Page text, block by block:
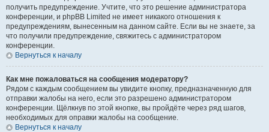
получить предупреждение. Учтите, что это решение администратора
конференции, и phpBB Limited не имеет никакого отношения к
предупреждениям, вынесенным на данном сайте. Если вы не знаете, за
что получили предупреждение, свяжитесь с администратором
конференции.
Вернуться к началу
Как мне пожаловаться на сообщения модератору?
Рядом с каждым сообщением вы увидите кнопку, предназначенную для
отправки жалобы на него, если это разрешено администратором
конференции. Щёлкнув по этой кнопке, вы пройдёте через ряд шагов,
необходимых для оправки жалобы на сообщение.
Вернуться к началу